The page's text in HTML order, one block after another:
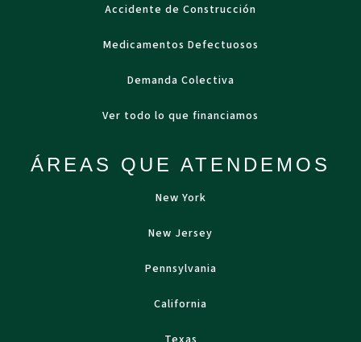
Accidente de Construcción
Medicamentos Defectuosos
Demanda Colectiva
Ver todo lo que financiamos
ÁREAS QUE ATENDEMOS
New York
New Jersey
Pennsylvania
California